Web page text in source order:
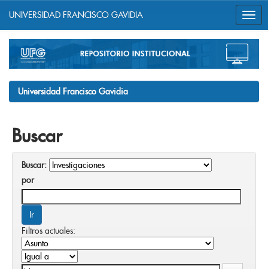
navigation
UNIVERSIDAD FRANCISCO GAVIDIA
Universidad Francisco Gavidia
Buscar
Buscar:
por
Filtros actuales: